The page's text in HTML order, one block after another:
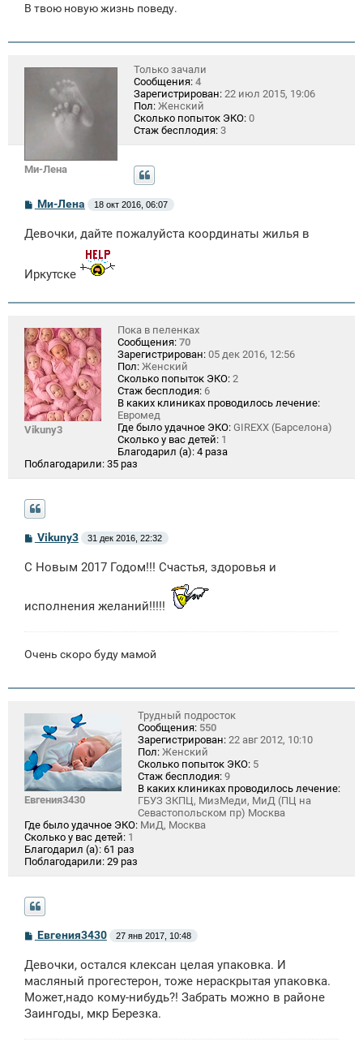
В твою новую жизнь поведу.
Ми-Лена
Только зачали
Сообщения: 4
Зарегистрирован: 22 июл 2015, 19:06
Пол: Женский
Сколько попыток ЭКО: 0
Стаж бесплодия: 3
С
б
н
и
Ми-Лена 18 окт 2016, 06:07
Девочки, дайте пожалуйста координаты жилья в
Иркутске
Vikuny3
Пока в пеленках
Сообщения: 70
Зарегистрирован: 05 дек 2016, 12:56
Пол: Женский
Сколько попыток ЭКО: 2
Стаж бесплодия: 6
В каких клиниках проводилось лечение:
Евромед
Где было удачное ЭКО: GIREXX (Барселона)
Сколько у вас детей: 1
Благодарил (а): 4 раза
Поблагодарили: 35 раз
С
б
н
Vikuny3 31 дек 2016, 22:32
С Новым 2017 Годом!!! Счастья, здоровья и
исполнения желаний!!!!!
Очень скоро буду мамой
Евгения3430
Трудный подросток
Сообщения: 550
Зарегистрирован: 22 авг 2012, 10:10
Пол: Женский
Сколько попыток ЭКО: 5
Стаж бесплодия: 9
В каких клиниках проводилось лечение:
ГБУЗ ЗКПЦ, МизМеди, МиД (ПЦ на
Севастопольском пр) Москва
Где было удачное ЭКО: МиД, Москва
Сколько у вас детей: 1
Благодарил (а): 61 раз
Поблагодарили: 29 раз
С
б
щ
е
н
и
Евгения3430 27 янв 2017, 10:48
Девочки, остался клексан целая упаковка. И
масляный прогестерон, тоже нераскрытая упаковка.
Может,надо кому-нибудь?! Забрать можно в районе
Заингоды, мкр Березка.